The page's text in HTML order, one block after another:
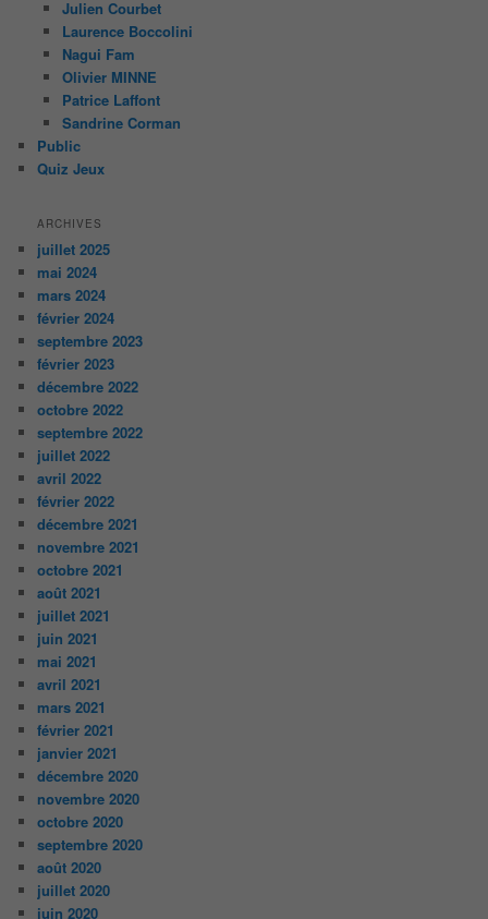
Julien Courbet
Laurence Boccolini
Nagui Fam
Olivier MINNE
Patrice Laffont
Sandrine Corman
Public
Quiz Jeux
ARCHIVES
juillet 2025
mai 2024
mars 2024
février 2024
septembre 2023
février 2023
décembre 2022
octobre 2022
septembre 2022
juillet 2022
avril 2022
février 2022
décembre 2021
novembre 2021
octobre 2021
août 2021
juillet 2021
juin 2021
mai 2021
avril 2021
mars 2021
février 2021
janvier 2021
décembre 2020
novembre 2020
octobre 2020
septembre 2020
août 2020
juillet 2020
juin 2020